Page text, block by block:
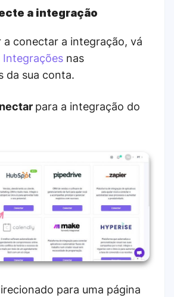
a integração
a conectar a integração, vá
Integrações nas
da sua conta.
para a integração do
para uma página